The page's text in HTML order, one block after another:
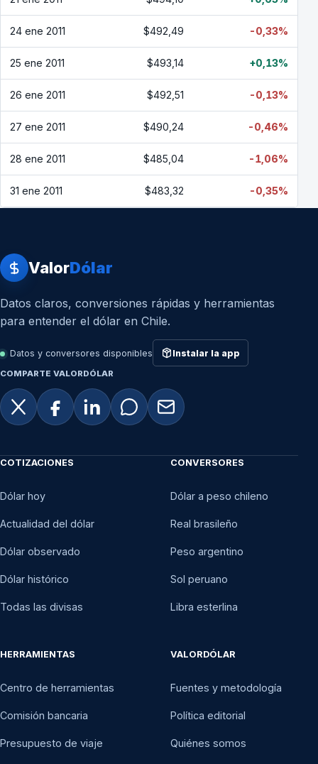
24 ene 2011 $492,49 -0,33%
25 ene 2011 $493,14 +0,13%
26 ene 2011 $492,51 -0,13%
27 ene 2011 $490,24 -0,46%
28 ene 2011 $485,04 -1,06%
31 ene 2011 $483,32 -0,35%
ValorDólar
Datos claros, conversiones rápidas y herramientas
para entender el dólar en Chile.
Datos y conversores disponibles Instalar la app
COMPARTE VALORDÓLAR
COTIZACIONES
Dólar hoy
Actualidad del dólar
Dólar observado
Dólar histórico
Todas las divisas
CONVERSORES
Dólar a peso chileno
Real brasileño
Peso argentino
Sol peruano
Libra esterlina
HERRAMIENTAS
Centro de herramientas
Comisión bancaria
Presupuesto de viaje
VALORDÓLAR
Fuentes y metodología
Política editorial
Quiénes somos